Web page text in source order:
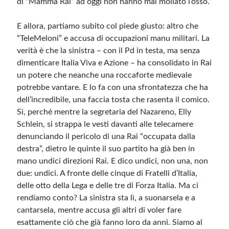
Meta
WordPress.org
E allora, partiamo subito col piede giusto: altro che
“TeleMeloni” e accusa di occupazioni manu militari. La
verità è che la sinistra – con il Pd in testa, ma senza
dimenticare Italia Viva e Azione – ha consolidato in Rai
un potere che neanche una roccaforte medievale
potrebbe vantare. E lo fa con una sfrontatezza che ha
dell’incredibile, una faccia tosta che rasenta il comico.
Sì, perché mentre la segretaria del Nazareno, Elly
Schlein, si strappa le vesti davanti alle telecamere
denunciando il pericolo di una Rai “occupata dalla
destra”, dietro le quinte il suo partito ha già ben in
mano undici direzioni Rai. E dico undici, non una, non
due: undici. A fronte delle cinque di Fratelli d’Italia,
delle otto della Lega e delle tre di Forza Italia. Ma ci
rendiamo conto? La sinistra sta lì, a suonarsela e a
cantarsela, mentre accusa gli altri di voler fare
esattamente ciò che già fanno loro da anni. Siamo al